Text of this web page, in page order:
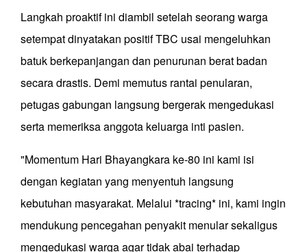
Langkah proaktif ini diambil setelah seorang warga
setempat dinyatakan positif TBC usai mengeluhkan
batuk berkepanjangan dan penurunan berat badan
secara drastis. Demi memutus rantai penularan,
petugas gabungan langsung bergerak mengedukasi
serta memeriksa anggota keluarga inti pasien.
"Momentum Hari Bhayangkara ke-80 ini kami isi
dengan kegiatan yang menyentuh langsung
kebutuhan masyarakat. Melalui *tracing* ini, kami ingin
mendukung pencegahan penyakit menular sekaligus
mengedukasi warga agar tidak abai terhadap